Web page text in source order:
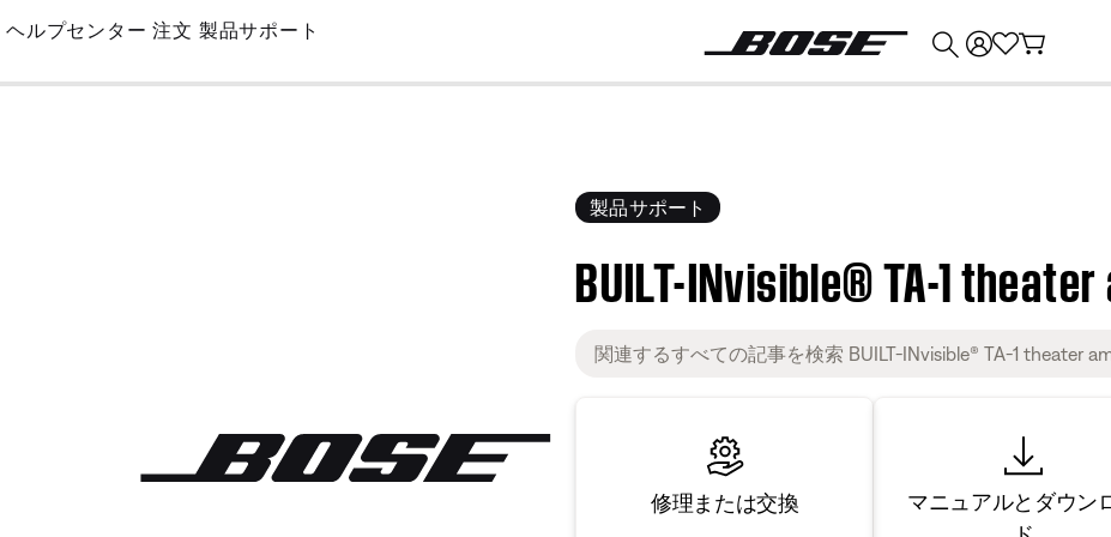
Skip
Main
ヘルプセンター 注文 製品サポート
製品サポート
BUILT-INvisible® TA-1
修理または交換
マニュアルとダウン